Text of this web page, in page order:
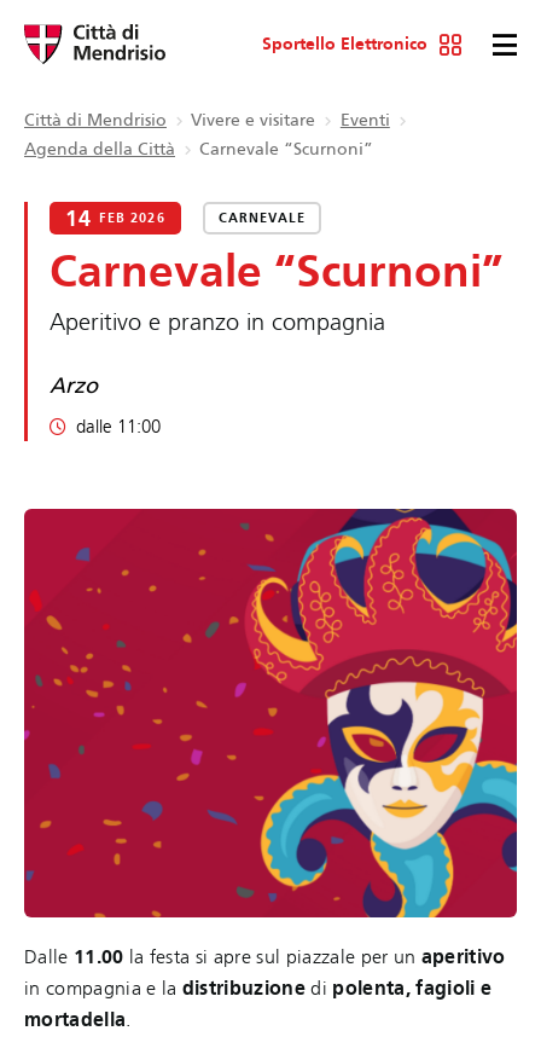
Sportello Elettronico
Città di Mendrisio Vivere e visitare
Eventi
Agenda della Città
Carnevale “Scurnoni”
14 FEB 2026 CARNEVALE
Carnevale “Scurnoni”
Aperitivo e pranzo in compagnia
Arzo
dalle 11:00
Dalle 11.00 la festa si apre sul piazzale per un aperitivo
in compagnia e la distribuzionedi polenta, fagioli e
mortadella.